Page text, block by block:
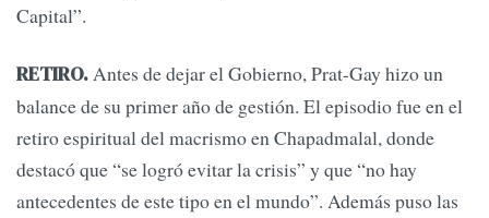
Capital”.
RETIRO.Antes de dejar el Gobierno, Prat-Gay hizo un
balance de su primer año de gestión. El episodio fue en el
retiro espiritual del macrismo en Chapadmalal, donde
destacó que “se logró evitar la crisis” y que “no hay
antecedentes de este tipo en el mundo”. Además puso las